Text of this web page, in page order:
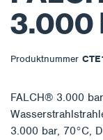
3.000
Produktnummer
FALCH® 3.000
3.000 bar, 70°C,